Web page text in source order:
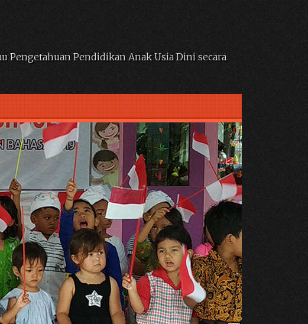
Pengetahuan Pendidikan Anak Usia Dini secara